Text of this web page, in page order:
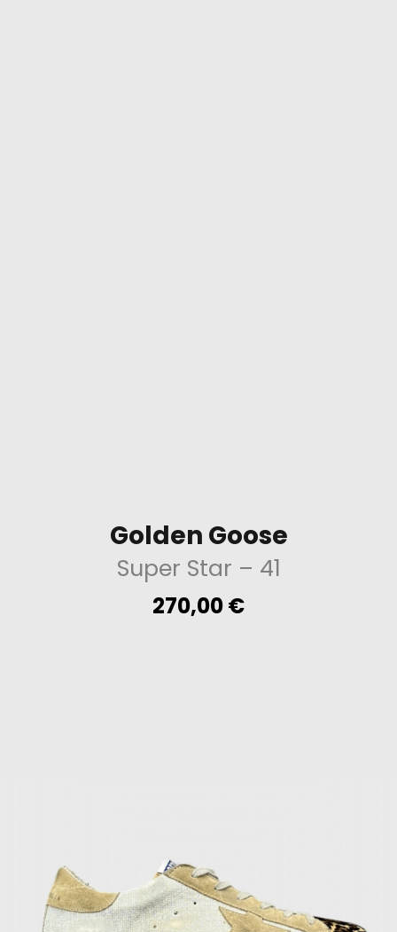
Golden Goose
Super Star – 41
270,00€